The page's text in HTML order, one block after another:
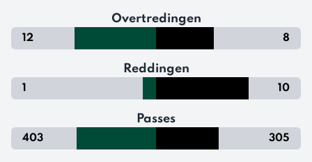
Overtredingen
12 8
Reddingen
1 10
Passes
403 305